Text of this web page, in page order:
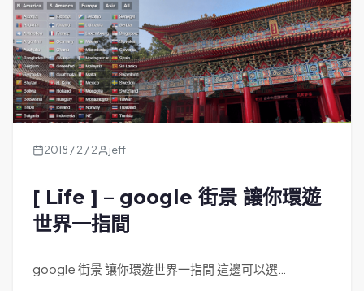
2018 / 2 / 2 jeff
[ Life ] – google 街景 讓你環遊
世界一指間
google 街景 讓你環遊世界一指間 這邊可以選…